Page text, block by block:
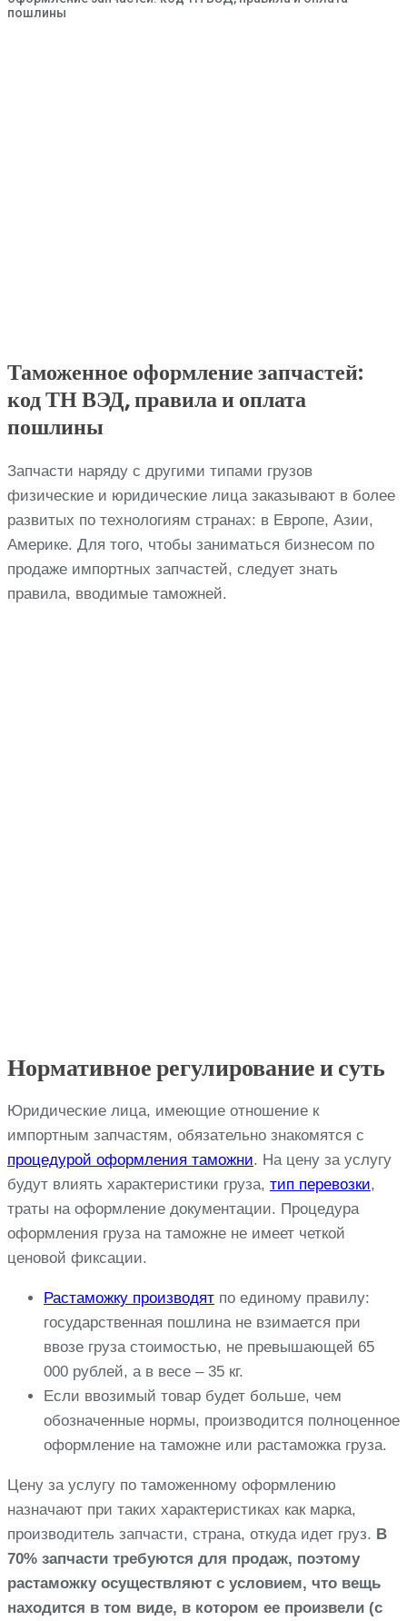
пошлины
Таможенное оформление запчастей:
код ТН ВЭД, правила и оплата
пошлины
Запчасти наряду с другими типами грузов
физические и юридические лица заказывают в более
развитых по технологиям странах: в Европе, Азии,
Америке. Для того, чтобы заниматься бизнесом по
продаже импортных запчастей, следует знать
правила, вводимые таможней.
Нормативное регулирование и суть
Юридические лица, имеющие отношение к
импортным запчастям, обязательно знакомятся с
процедурой оформления таможни. На цену за услугу
будут влиять характеристики груза, тип перевозки,
траты на оформление документации. Процедура
оформления груза на таможне не имеет четкой
ценовой фиксации.
Растаможку производят по единому правилу:
государственная пошлина не взимается при
ввозе груза стоимостью, не превышающей 65
000 рублей, а в весе – 35 кг.
Если ввозимый товар будет больше, чем
обозначенные нормы, производится полноценное
оформление на таможне или растаможка груза.
Цену за услугу по таможенному оформлению
назначают при таких характеристиках как марка,
производитель запчасти, страна, откуда идет груз. В
70% запчасти требуются для продаж, поэтому
растаможку осуществляют с условием, что вещь
находится в том виде, в котором ее произвели (с